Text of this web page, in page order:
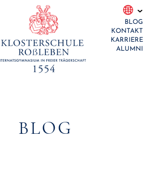
BLOG
KONTAKT
KARRIERE
ALUMNI
BLOG